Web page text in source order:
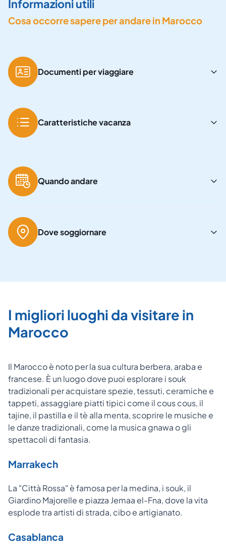
Informazioni utili
Cosa occorre sapere per andare in Marocco
Documenti per viaggiare
Caratteristiche vacanza
Quando andare
Dove soggiornare
I migliori luoghi da visitare in
Marocco
Il Marocco è noto per la sua cultura berbera, araba e
francese. È un luogo dove puoi esplorare i souk
tradizionali per acquistare spezie, tessuti, ceramiche e
tappeti, assaggiare piatti tipici come il cous cous, il
tajine, il pastilla e il tè alla menta, scoprire le musiche e
le danze tradizionali, come la musica gnawa o gli
spettacoli di fantasia.
Marrakech
La "Città Rossa" è famosa per la medina, i souk, il
Giardino Majorelle e piazza Jemaa el-Fna, dove la vita
esplode tra artisti di strada, cibo e artigianato.
Casablanca